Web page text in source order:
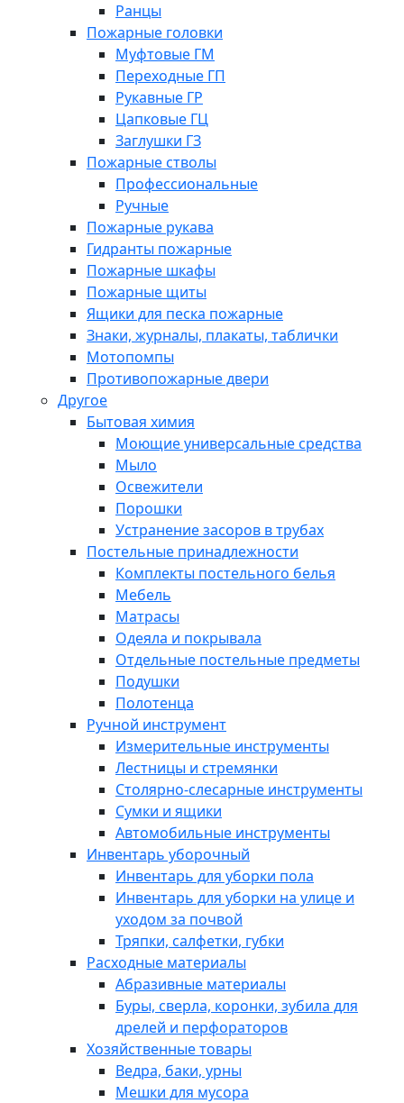
Ранцы
Пожарные головки
Муфтовые ГМ
Переходные ГП
Рукавные ГР
Цапковые ГЦ
Заглушки ГЗ
Пожарные стволы
Профессиональные
Ручные
Пожарные рукава
Гидранты пожарные
Пожарные шкафы
Пожарные щиты
Ящики для песка пожарные
Знаки, журналы, плакаты, таблички
Мотопомпы
Противопожарные двери
Другое
Бытовая химия
Моющие универсальные средства
Мыло
Освежители
Порошки
Устранение засоров в трубах
Постельные принадлежности
Комплекты постельного белья
Мебель
Матрасы
Одеяла и покрывала
Отдельные постельные предметы
Подушки
Полотенца
Ручной инструмент
Измерительные инструменты
Лестницы и стремянки
Столярно-слесарные инструменты
Сумки и ящики
Автомобильные инструменты
Инвентарь уборочный
Инвентарь для уборки пола
Инвентарь для уборки на улице и
уходом за почвой
Тряпки, салфетки, губки
Расходные материалы
Абразивные материалы
Буры, сверла, коронки, зубила для
дрелей и перфораторов
Хозяйственные товары
Ведра, баки, урны
Мешки для мусора